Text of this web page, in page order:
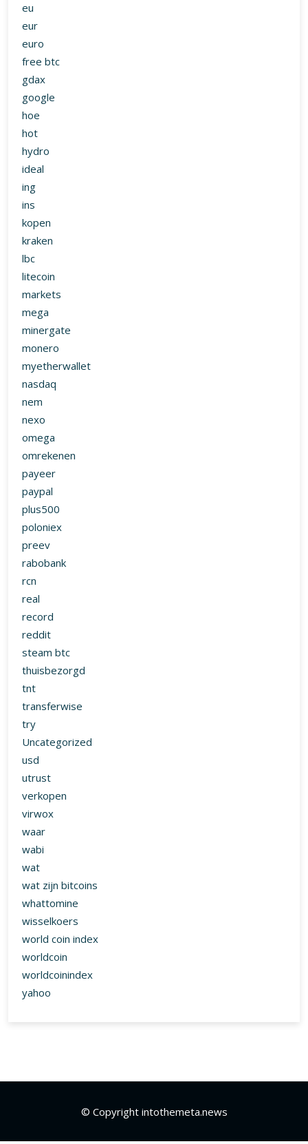
eu
eur
euro
free btc
gdax
google
hoe
hot
hydro
ideal
ing
ins
kopen
kraken
lbc
litecoin
markets
mega
minergate
monero
myetherwallet
nasdaq
nem
nexo
omega
omrekenen
payeer
paypal
plus500
poloniex
preev
rabobank
rcn
real
record
reddit
steam btc
thuisbezorgd
tnt
transferwise
try
Uncategorized
usd
utrust
verkopen
virwox
waar
wabi
wat
wat zijn bitcoins
whattomine
wisselkoers
world coin index
worldcoin
worldcoinindex
yahoo
© Copyright intothemeta.news